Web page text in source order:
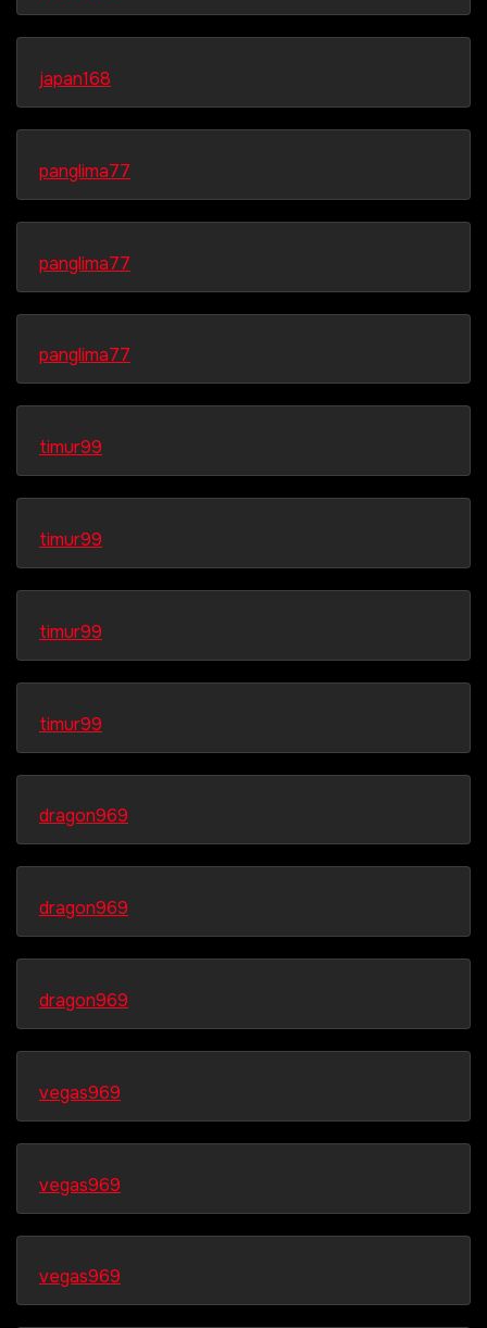
japan168
panglima77
panglima77
panglima77
timur99
timur99
timur99
timur99
dragon969
dragon969
dragon969
vegas969
vegas969
vegas969